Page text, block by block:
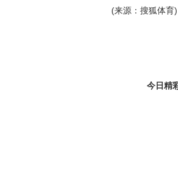
(来源：搜狐体育)